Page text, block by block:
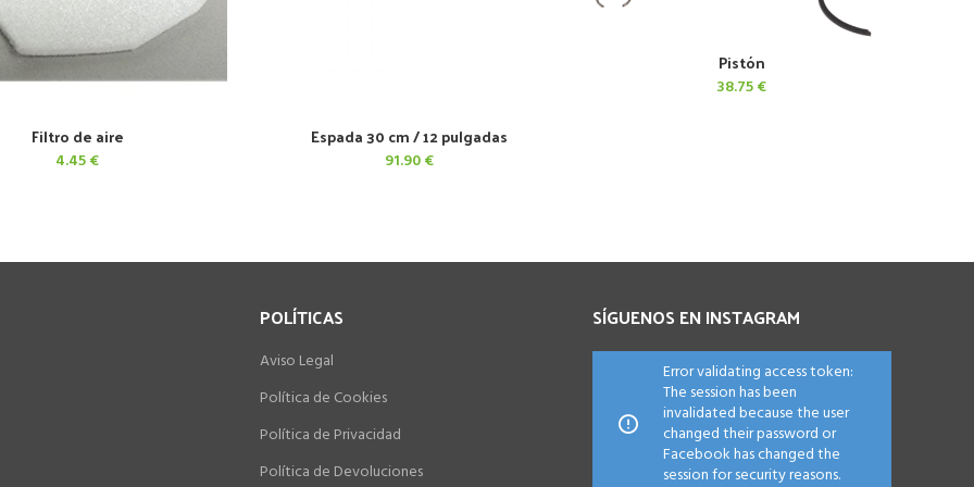
AÑADIR AL CARRITO
Filtro de aire
4.45€
AÑADIR AL CARRITO
Espada 30 cm / 12 pulgadas
91.90€
AÑADIR AL CARRITO
Pistón
38.75€
POLÍTICAS
Aviso Legal
Política de Cookies
Política de Privacidad
Política de Devoluciones
SÍGUENOS EN INSTAGRAM
Error validating access token:
The session has been
invalidated because the user
changed their password or
Facebook has changed the
session for security reasons.